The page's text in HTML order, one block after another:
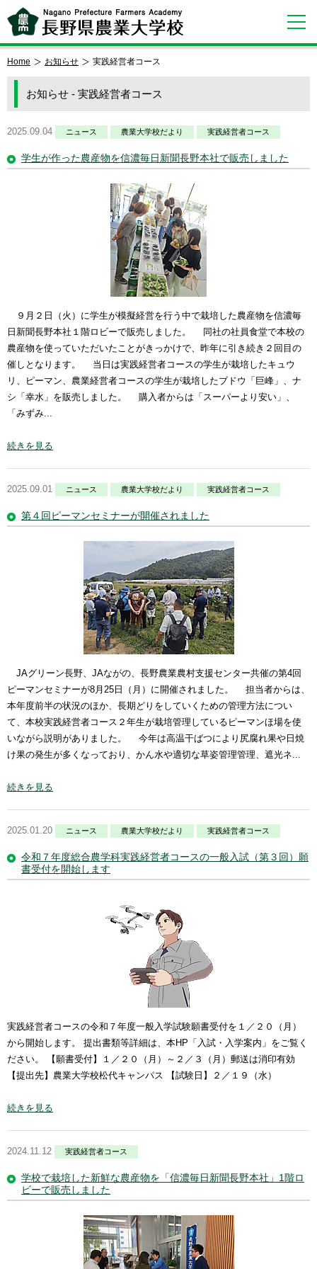
Home お知らせ 実践経営者コース
お知らせ - 実践経営者コース
2025.09.04 ニュース 農業大学校だより 実践経営者コース
学生が作った農産物を信濃毎日新聞長野本社で販売しました
９月２日（火）に学生が模擬経営を行う中で栽培した農産物を信濃毎
日新聞長野本社１階ロビーで販売しました。 同社の社員食堂で本校の
農産物を使っていただいたことがきっかけで、昨年に引き続き２回目の
催しとなります。 当日は実践経営者コースの学生が栽培したキュウ
リ、ピーマン、農業経営者コースの学生が栽培したブドウ「巨峰」、ナ
シ「幸水」を販売しました。 購入者からは「スーパーより安い」、
「みずみ...
続きを見る
2025.09.01 ニュース 農業大学校だより 実践経営者コース
第４回ピーマンセミナーが開催されました
JAグリーン長野、JAながの、長野農業農村支援センター共催の第4回
ピーマンセミナーが8月25日（月）に開催されました。 担当者からは、
本年度前半の状況のほか、長期どりをしていくための管理方法につい
て、本校実践経営者コース２年生が栽培管理しているピーマンほ場を使
いながら説明がありました。 今年は高温干ばつにより尻腐れ果や日焼
け果の発生が多くなっており、かん水や適切な草姿管理管理、遮光ネ...
続きを見る
2025.01.20 ニュース 農業大学校だより 実践経営者コース
令和７年度総合農学科実践経営者コースの一般入試（第３回）願
書受付を開始します
実践経営者コースの令和７年度一般入学試験願書受付を１／２０（月）
から開始します。 提出書類等詳細は、本HP「入試・入学案内」をご覧く
ださい。 【願書受付】１／２０（月）～２／３（月）郵送は消印有効
【提出先】農業大学校松代キャンパス 【試験日】２／１９（水）
続きを見る
2024.11.12 実践経営者コース
学校で栽培した新鮮な農産物を「信濃毎日新聞長野本社」1階ロ
ビーで販売しました